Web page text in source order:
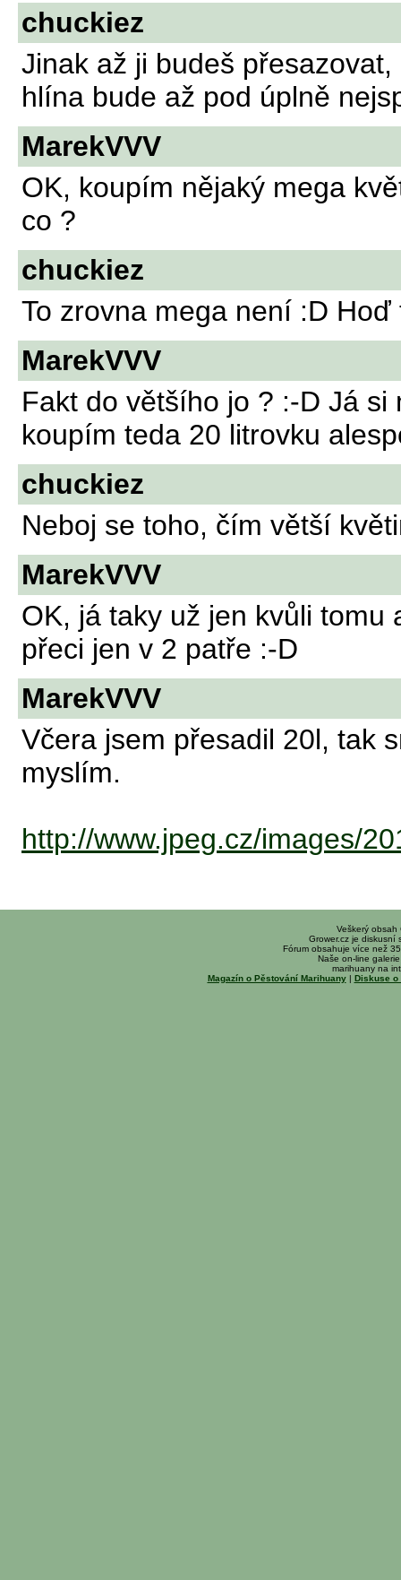
chuckiez
Jinak až ji budeš
hlína bude až pod úplně
MarekVVV
OK, koupím nějaký mega
co ?
chuckiez
To zrovna mega není :D
MarekVVV
Fakt do většího jo ? :-D Já
koupím teda 20 litrovku
chuckiez
Neboj se toho, čím větší
MarekVVV
OK, já taky už jen kvůli
přeci jen v 2 patře :-D
MarekVVV
Včera jsem přesadil 20l, tak
myslím.
http://www.jpeg.cz/images/
Veškerý obsah
Grower.cz je diskusní
Fórum obsahuje více než
Naše on-line
marihuany na
Magazín o Pěstování Marihuany| Diskuse o